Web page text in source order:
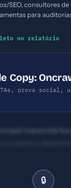
SEO, consultores
para
no relatório
Copy:
prova social,
transmite
e pouco destaca
segundos. CTAs
🔒